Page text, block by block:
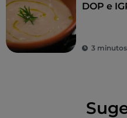
DOP e
3 minutos